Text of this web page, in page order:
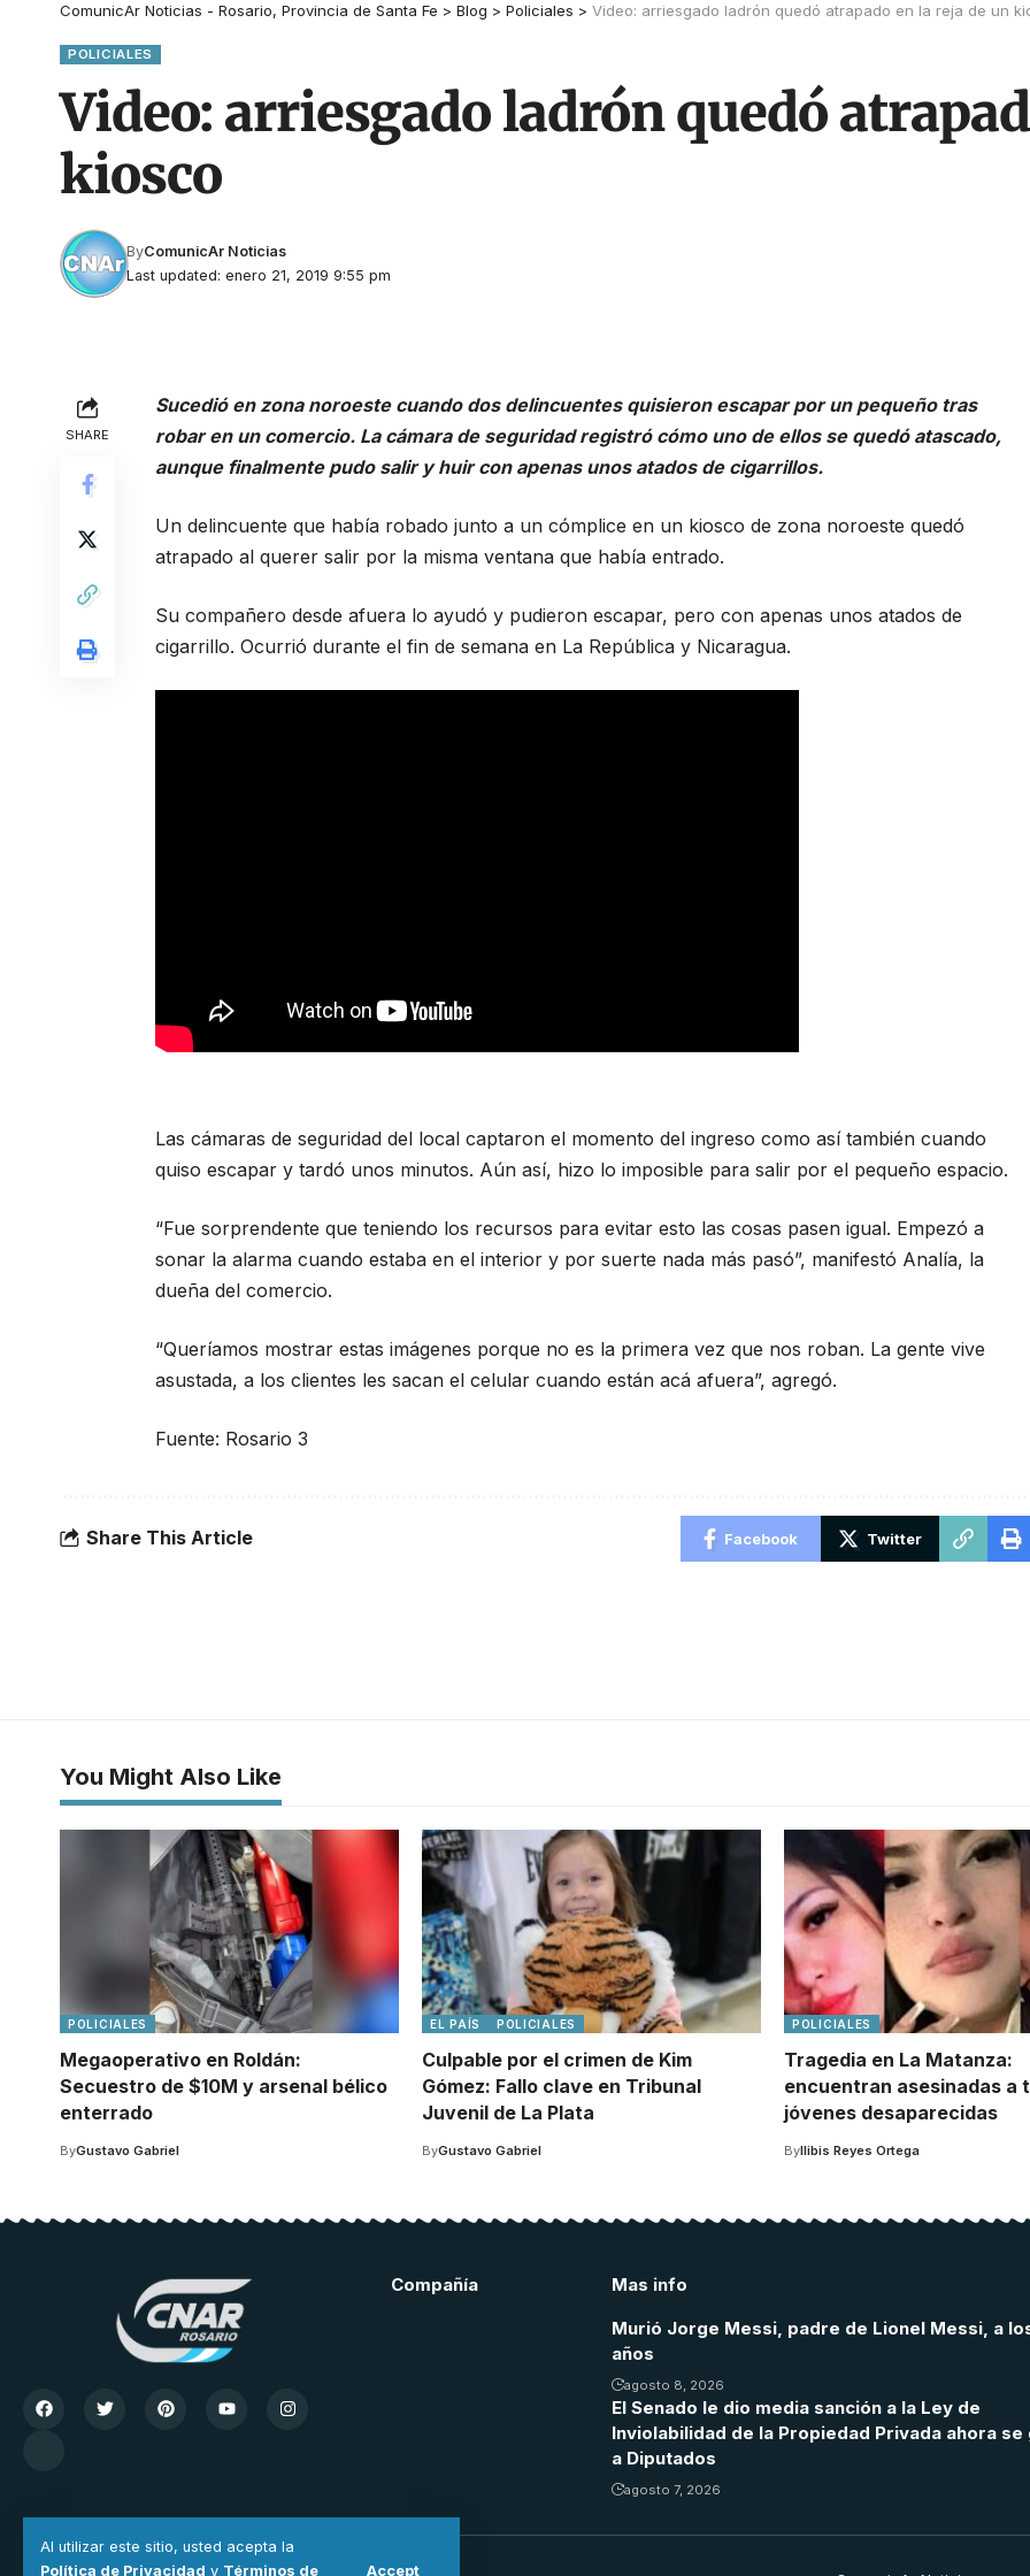
Al utilizar este sitio, usted acepta la
Política de Privacidad y Términos de Accept
ComunicAr Noticias - Rosario, Provincia de Santa Fe > Blog > Policiales > Video: arriesgado ladrón quedó atrapado en la reja de un
POLICIALES
Video: arriesgado ladrón quedó
kiosco
Last updated: enero 21, 2019 9:55 pm
ByComunicAr Noticias
SHARE
Sucedió en zona noroeste cuando dos delincuentes quisieron escapar por un pequeño tras
robar en un comercio. La cámara de seguridad registró cómo uno de ellos se quedó atascado,
aunque finalmente pudo salir y huir con apenas unos atados de cigarrillos.
Un delincuente que había robado junto a un cómplice en un kiosco de zona noroeste quedó
atrapado al querer salir por la misma ventana que había entrado.
Su compañero desde afuera lo ayudó y pudieron escapar, pero con apenas unos atados de
cigarrillo. Ocurrió durante el fin de semana en La República y Nicaragua.
Las cámaras de seguridad del local captaron el momento del ingreso como así también cuando
quiso escapar y tardó unos minutos. Aún así, hizo lo imposible para salir por el pequeño espacio.
“Fue sorprendente que teniendo los recursos para evitar esto las cosas pasen igual. Empezó a
sonar la alarma cuando estaba en el interior y por suerte nada más pasó”, manifestó Analía, la
dueña del comercio.
“Queríamos mostrar estas imágenes porque no es la primera vez que nos roban. La gente vive
asustada, a los clientes les sacan el celular cuando están acá afuera”, agregó.
Fuente: Rosario 3
Share This Article Facebook Twitter
You Might Also Like
POLICIALES
Megaoperativo en Roldán:
Secuestro de $10M y arsenal bélico
enterrado
ByGustavo Gabriel
EL PAÍS POLICIALES
Culpable por el crimen de Kim
Gómez: Fallo clave en Tribunal
Juvenil de La Plata
ByGustavo Gabriel
POLICIALES
Tragedia en La Matanza:
encuentran asesinadas a
jóvenes desaparecidas
ByIlibis Reyes Ortega
Compañía
Mas info
Murió Jorge Messi, padre de Lionel Messi, a
años
agosto 8, 2026
El Senado le dio media sanción a la Ley de
Inviolabilidad de la Propiedad Privada ahora se
a Diputados
agosto 7, 2026